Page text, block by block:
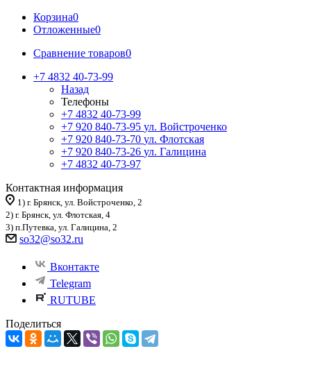
Корзина0
Отложенные0
Сравнение товаров0
+7 4832 40-73-99
Назад
Телефоны
+7 4832 40-73-99
+7 920 840-73-95 ул. Войстроченко
+7 920 840-73-70 ул. Флотская
+7 920 840-73-26 ул. Галицина
+7 4832 40-73-97
Контактная информация
1) г. Брянск, ул. Войстроченко, 2
2) г. Брянск, ул. Флотская, 4
3) п.Путевка, ул. Галицина, 2
so32@so32.ru
Вконтакте
Telegram
RUTUBE
Поделиться